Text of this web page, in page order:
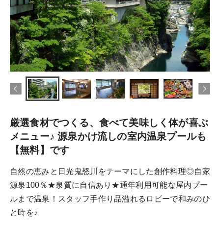
厳選食材でつくる、食べて美味しく体が喜ぶ
メニュー♪ 源泉かけ流しの室内温泉プールも
【無料】です
自然の恵みと日光鬼怒川をテーマにした創作料理◎自家
源泉100％★泉質に自信あり★通年利用可能な屋内プー
ルまで温泉！スタッフ手作り品溢れるロビーで和みのひ
と時を♪